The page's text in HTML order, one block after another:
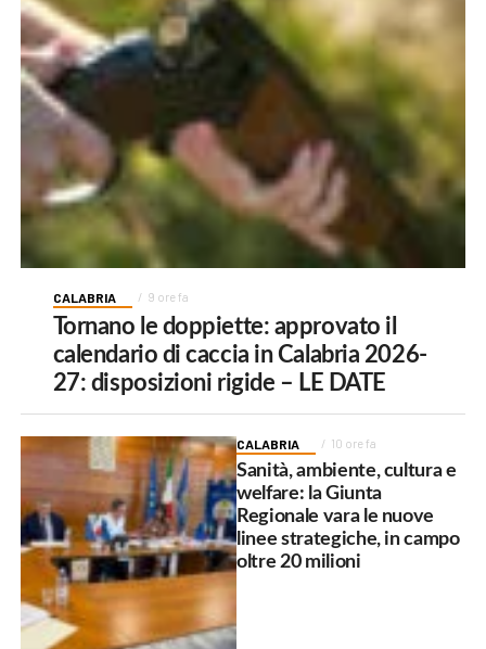
CALABRIA 9 ore fa
Tornano le doppiette: approvato il
calendario di caccia in Calabria 2026-
27: disposizioni rigide – LE DATE
CALABRIA 10 ore fa
Sanità, ambiente, cultura e
welfare: la Giunta
Regionale vara le nuove
linee strategiche, in campo
oltre 20 milioni